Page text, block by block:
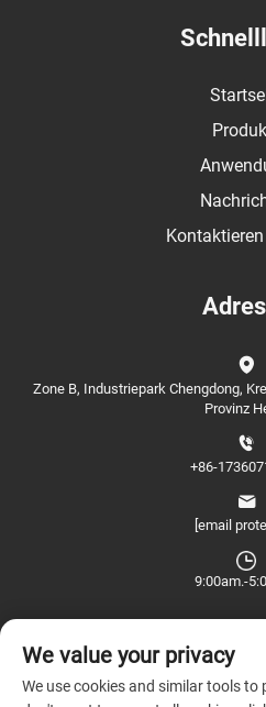
Zone B, Industriepark Chengdong,
Provinz
+86-
[email
9:00am.-
We value your privacy
We use cookies and similar tools to